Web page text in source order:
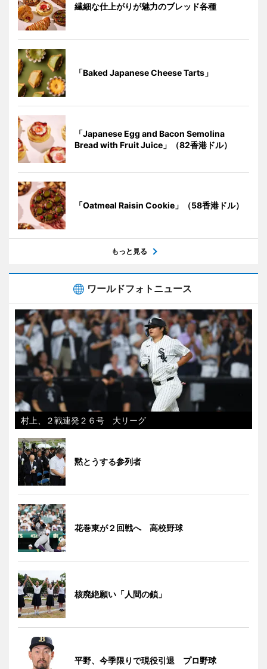
繊細な仕上がりが魅力のブレッド各種
「Baked Japanese Cheese Tarts」
「Japanese Egg and Bacon Semolina
Bread with Fruit Juice」（82香港ドル）
「Oatmeal Raisin Cookie」（58香港ドル）
もっと見る
ワールドフォトニュース
村上、２戦連発２６号 大リーグ
黙とうする参列者
花巻東が２回戦へ 高校野球
核廃絶願い「人間の鎖」
平野、今季限りで現役引退 プロ野球